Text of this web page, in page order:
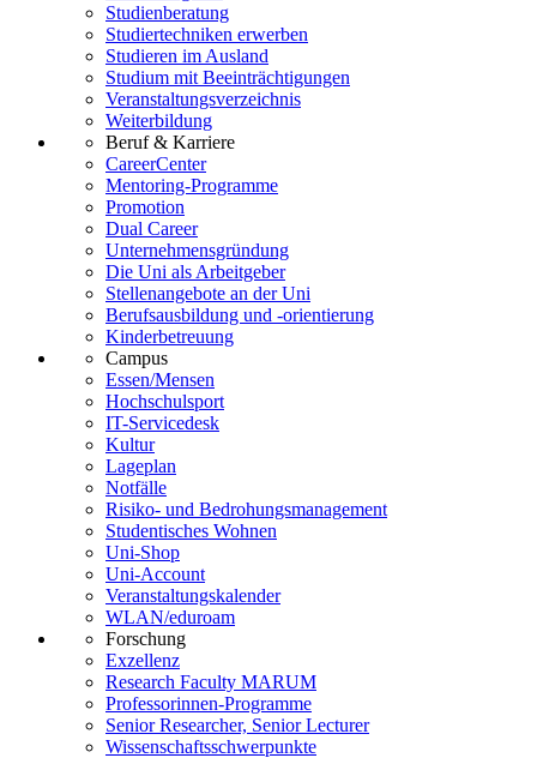
Studienberatung
Studiertechniken erwerben
Studieren im Ausland
Studium mit Beeinträchtigungen
Veranstaltungsverzeichnis
Weiterbildung
Beruf & Karriere
CareerCenter
Mentoring-Programme
Promotion
Dual Career
Unternehmensgründung
Die Uni als Arbeitgeber
Stellenangebote an der Uni
Berufsausbildung und -orientierung
Kinderbetreuung
Campus
Essen/Mensen
Hochschulsport
IT-Servicedesk
Kultur
Lageplan
Notfälle
Risiko- und Bedrohungsmanagement
Studentisches Wohnen
Uni-Shop
Uni-Account
Veranstaltungskalender
WLAN/eduroam
Forschung
Exzellenz
Research Faculty MARUM
Professorinnen-Programme
Senior Researcher, Senior Lecturer
Wissenschaftsschwerpunkte